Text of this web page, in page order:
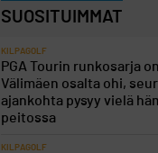
SUOSITUIMMAT
KILPAGOLF
PGA Tourin runkosarja
Välimäen osalta ohi,
ajankohta pysyy vielä
peitossa
KILPAGOLF